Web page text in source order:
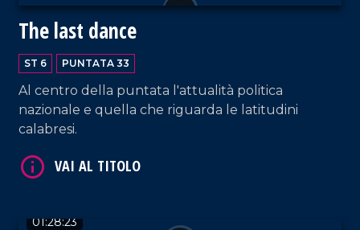
The last dance
ST 6 PUNTATA 33
Al centro della puntata l'attualità politica
nazionale e quella che riguarda le latitudini
calabresi.
01:28:23